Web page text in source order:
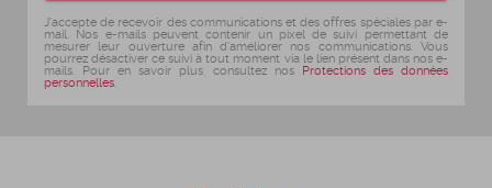
J'accepte de recevoir des communications et des offres spéciales par e-
mail. Nos e-mails peuvent contenir un pixel de suivi permettant de
mesurer leur ouverture afin d'améliorer nos communications. Vous
pourrez désactiver ce suivi à tout moment via le lien présent dans nos e-
mails. Pour en savoir plus, consultez nos Protections des données
personnelles